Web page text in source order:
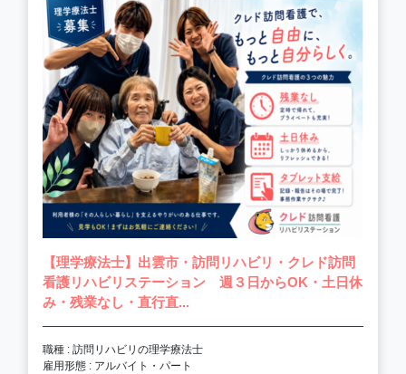
【理学療法士】出雲市・訪問リハビリ・クレド訪問
看護リハビリステーション 週３日からOK・土日休
み・残業なし・直行直...
職種 : 訪問リハビリの理学療法士
雇用形態 : アルバイト・パート